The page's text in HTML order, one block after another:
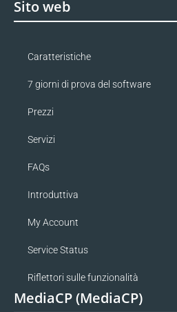
Sito web
Caratteristiche
7 giorni di prova del software
Prezzi
Servizi
FAQs
Introduttiva
My Account
Service Status
Riflettori sulle funzionalità
MediaCP (MediaCP)